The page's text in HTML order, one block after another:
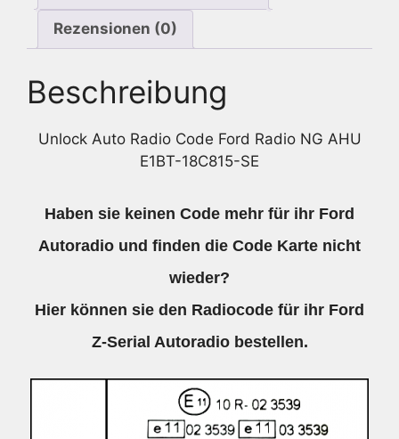
Rezensionen (0)
Beschreibung
Unlock Auto Radio Code Ford Radio NG AHU
E1BT-18C815-SE
Haben sie keinen Code mehr für ihr Ford
Autoradio und finden die Code Karte nicht
wieder?
Hier können sie den Radiocode für ihr Ford
Z-Serial Autoradio bestellen.